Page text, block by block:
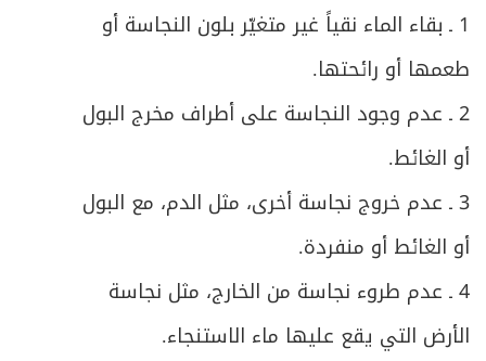
1 ـ بقاء الماء نقياً غير متغيّر بلون النجاسة أو
طعمها أو رائحتها.
2 ـ عدم وجود النجاسة على أطراف مخرج البول
أو الغائط.
3 ـ عدم خروج نجاسة أخرى، مثل الدم، مع البول
أو الغائط أو منفردة.
4 ـ عدم طروء نجاسة من الخارج، مثل نجاسة
الأرض التي يقع عليها ماء الاستنجاء.